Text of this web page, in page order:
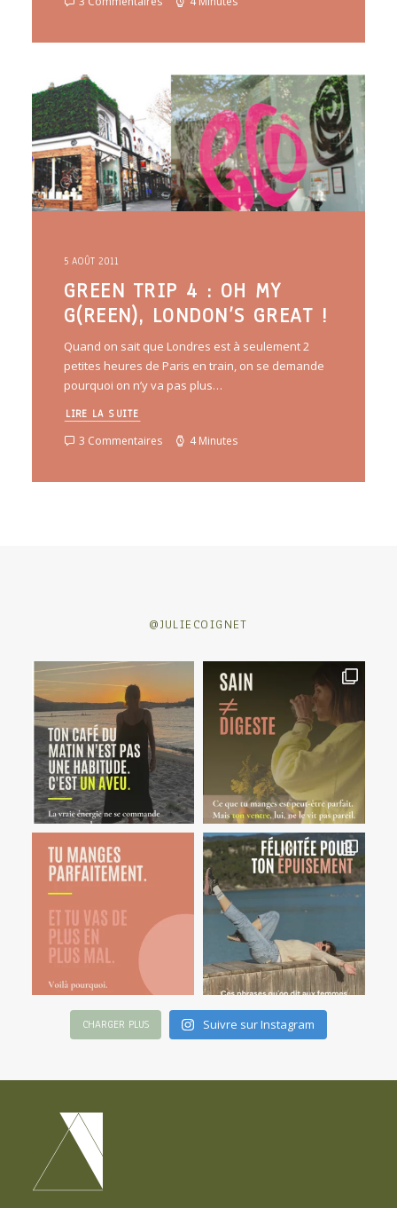
5 AOÛT 2011
GREEN TRIP 4 : OH MY
G(REEN), LONDON’S GREAT !
Quand on sait que Londres est à seulement 2
petites heures de Paris en train, on se demande
pourquoi on n’y va pas plus…
LIRE LA SUITE
3 Commentaires 4 Minutes
@JULIECOIGNET
CHARGER PLUS Suivre sur Instagram